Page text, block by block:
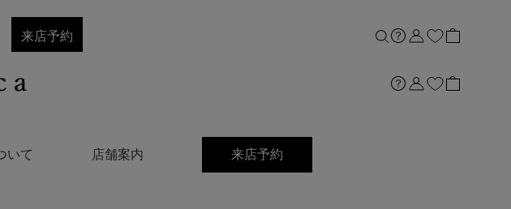
いて 店舗案内 来店予約
来店予約